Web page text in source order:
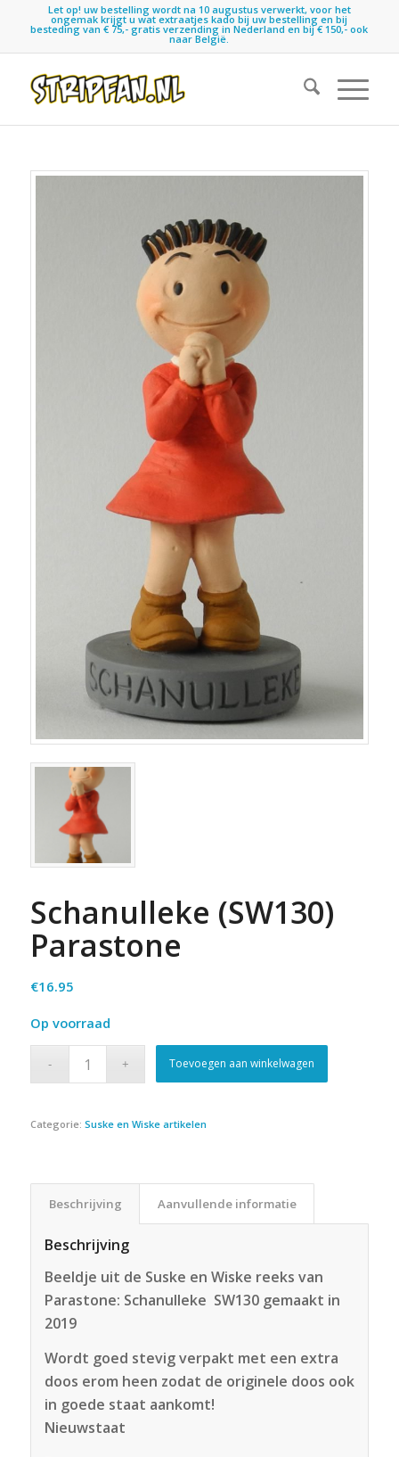
Let op! uw bestelling wordt na 10 augustus verwerkt, voor het
ongemak krijgt u wat extraatjes kado bij uw bestelling en bij
besteding van € 75,- gratis verzending in Nederland en bij € 150,- ook
naar België.
Schanulleke (SW130)
Parastone
€16.95
Op voorraad
Toevoegen aan winkelwagen
Categorie: Suske en Wiske artikelen
Beschrijving Aanvullende informatie
Beschrijving
Beeldje uit de Suske en Wiske reeks van
Parastone: Schanulleke SW130 gemaakt in
2019
Wordt goed stevig verpakt met een extra
doos erom heen zodat de originele doos ook
in goede staat aankomt!
Nieuwstaat